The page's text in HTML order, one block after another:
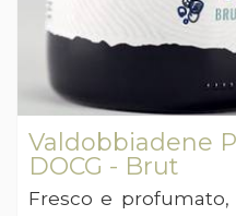
Valdobbiadene
DOCG - Brut
Fresco e